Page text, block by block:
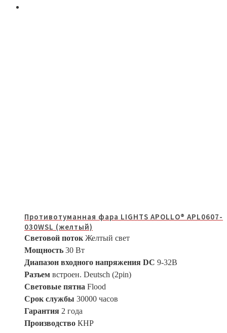
Противотуманная фара LIGHTS APOLLO® APL0607-
030WSL (желтый)
Световой поток Желтый свет
Мощность 30 Вт
Диапазон входного напряжения DC 9-32В
Разъем встроен. Deutsch (2pin)
Световые пятна Flood
Срок службы 30000 часов
Гарантия 2 года
Производство КНР